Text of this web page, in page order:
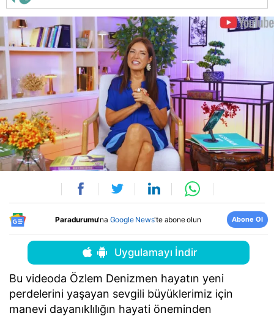
Paradurumu'na Google News'te abone olun Abone Ol
Uygulamayı İndir
Bu videoda Özlem Denizmen hayatın yeni
perdelerini yaşayan sevgili büyüklerimiz için
manevi dayanıklılığın hayati öneminden